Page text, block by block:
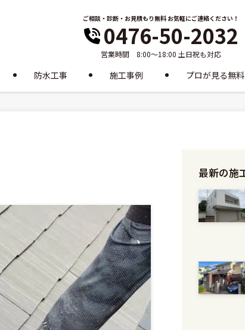
防水工事 施工事例 プロが見る無
ご相談・診断・お見積もり無料 お気軽にご連絡ください！
0476-50-2032
営業時間 8:00～18:00 土日祝も対応
最新の施